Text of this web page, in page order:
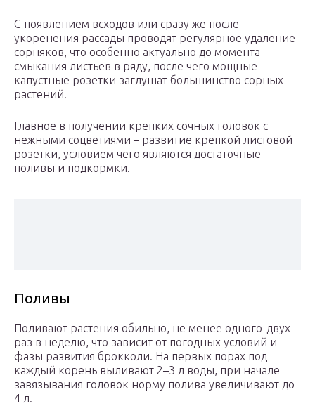
С появлением всходов или сразу же после
укоренения рассады проводят регулярное удаление
сорняков, что особенно актуально до момента
смыкания листьев в ряду, после чего мощные
капустные розетки заглушат большинство сорных
растений.
Главное в получении крепких сочных головок с
нежными соцветиями – развитие крепкой листовой
розетки, условием чего являются достаточные
поливы и подкормки.
Поливы
Поливают растения обильно, не менее одного-двух
раз в неделю, что зависит от погодных условий и
фазы развития брокколи. На первых порах под
каждый корень выливают 2–3 л воды, при начале
завязывания головок норму полива увеличивают до
4 л.